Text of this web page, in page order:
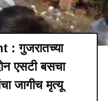
गुजरातच्या
एसटी बसचा
जागीच मृत्यू